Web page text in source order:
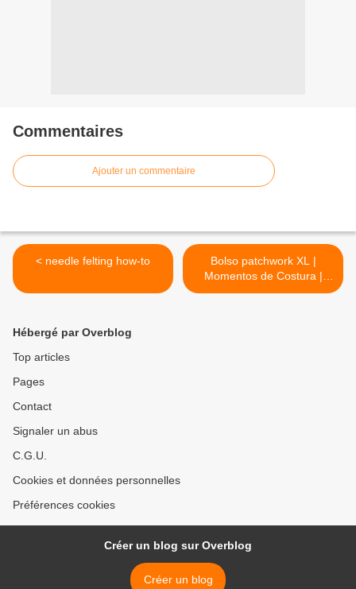
Commentaires
Ajouter un commentaire
< needle felting how-to
Bolso patchwork XL |
Momentos de Costura |
Bloglovin’ >
Hébergé par Overblog
Top articles
Pages
Contact
Signaler un abus
C.G.U.
Cookies et données personnelles
Préférences cookies
Créer un blog sur Overblog
Créer un blog